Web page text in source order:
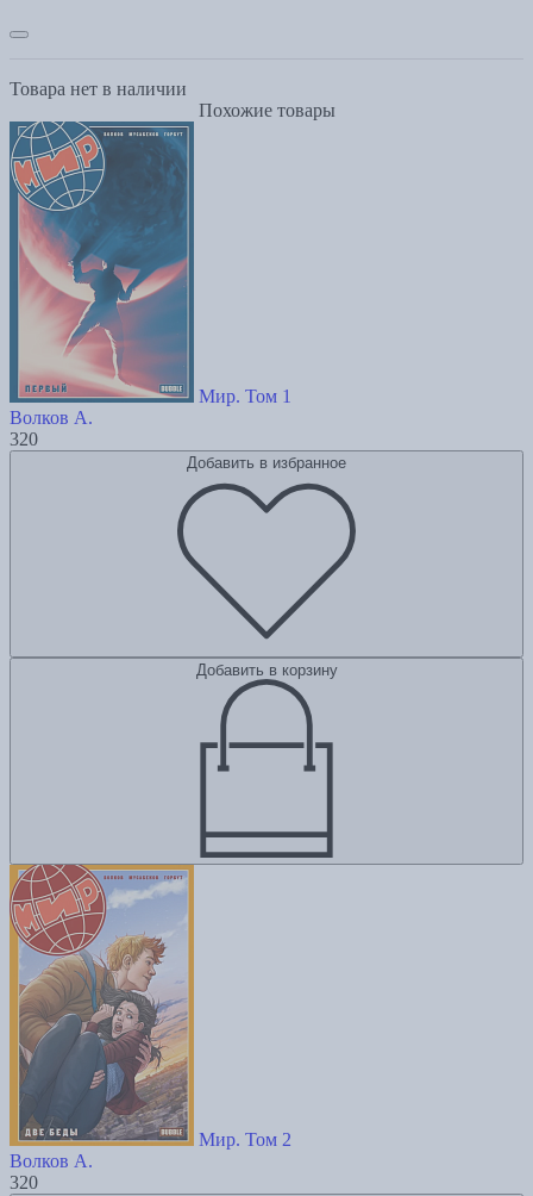
Товара нет в наличии
Похожие товары
Мир. Том 1
Волков А.
320
Добавить в избранное
Добавить в корзину
Мир. Том 2
Волков А.
320